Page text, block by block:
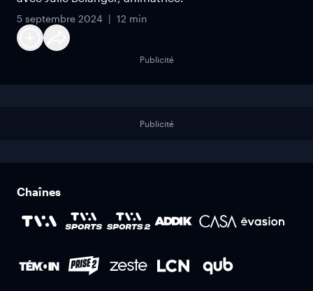
5 septembre 2024 12 min
Publicité
Publicité
Chaînes